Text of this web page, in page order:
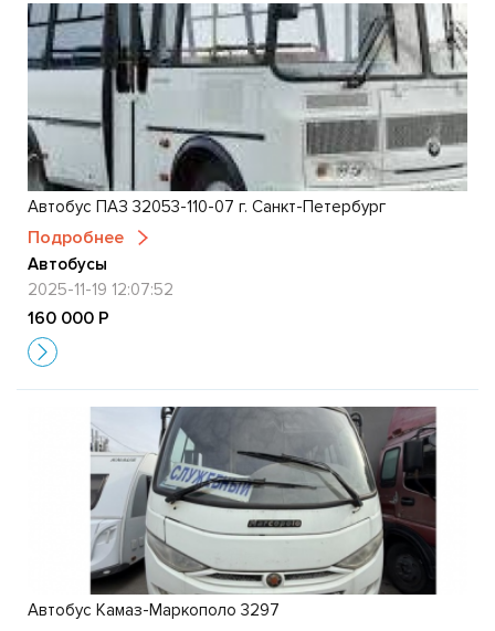
Автобус ПАЗ 32053-110-07 г. Санкт-Петербург
Подробнее
Автобусы
2025-11-19 12:07:52
160 000 Р
Автобус Камаз-Маркополо 3297